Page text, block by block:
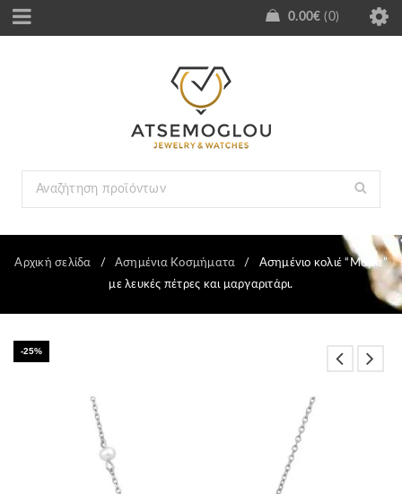
0.00€ 0
Αρχική σελίδα / Ασημένια Κοσμήματα /
Ασημένιο κολιέ “Μαμά”
με λευκές πέτρες και μαργαριτάρι.
-25%